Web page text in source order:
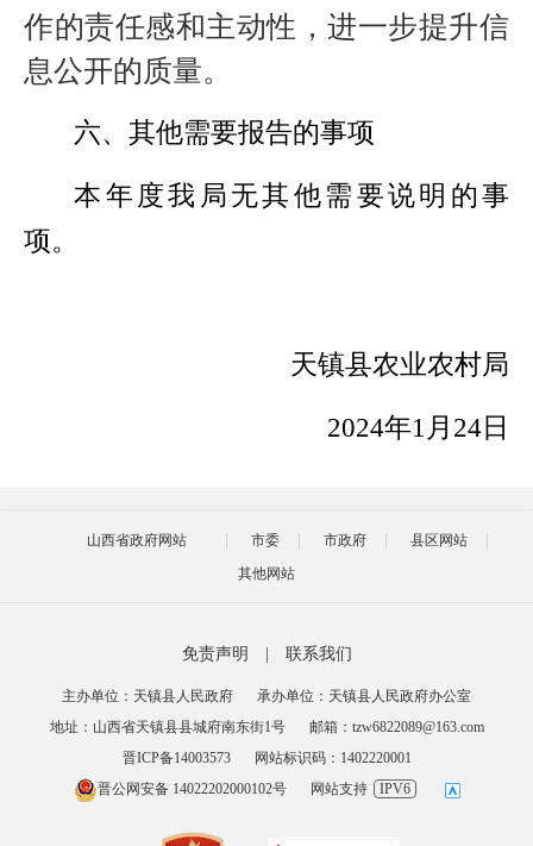
作的责任感和主动性，进一步提升信
息公开的质量。
六、其他需要报告的事项
本年度我局无其他需要说明的事
项。
天镇县农业农村局
2024年1 月 24日
山西省政府网站 市委 市政府
县区网站
其他网站
免责声明 联系我们
主办单位：天镇县人民政府
承办单位：天镇县人民政府办公室
地址：山西省天镇县县城府南东街1号
邮箱：tzw6822089@163.com
晋ICP备14003573
网站标识码：1402220001
晋公网安备 14022202000102号
网站支持 IPV6